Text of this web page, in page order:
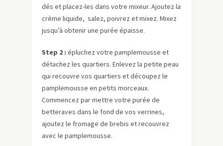
dés et placez-les dans votre mixeur. Ajoutez la
crème liquide, salez, poivrez et mixez. Mixez
jusqu’à obtenir une purée épaisse.
Step 2 : épluchez votre pamplemousse et
détachez les quartiers. Enlevez la petite peau
qui recouvre vos quartiers et découpez le
pamplemousse en petits morceaux.
Commencez par mettre votre purée de
betteraves dans le fond de vos verrines,
ajoutez le fromage de brebis et recouvrez
avec le pamplemousse.